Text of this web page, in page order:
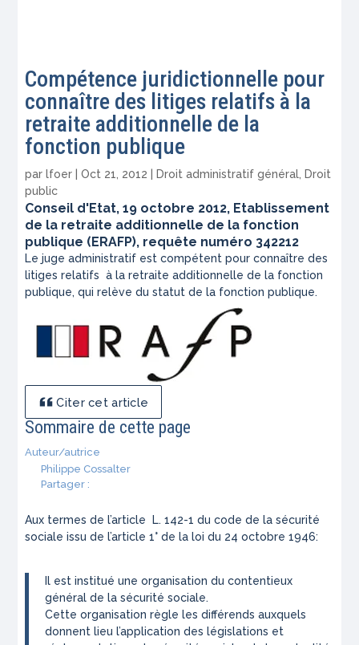
Compétence juridictionnelle pour
connaître des litiges relatifs à la
retraite additionnelle de la
fonction publique
parlfoer |Oct 21, 2012 Droit administratif général, Droit
public
Conseil d'Etat, 19 octobre 2012, Etablissement
de la retraite additionnelle de la fonction
publique (ERAFP), requête numéro 342212
Le juge administratif est compétent pour connaître des
litiges relatifs à la retraite additionnelle de la fonction
publique, qui relève du statut de la fonction publique.
Citer cet article
Sommaire de cette page
Auteur/autrice
Philippe Cossalter
Partager :
Aux termes de l’article L. 142-1 du code de la sécurité
sociale issu de l’article 1° de la loi du 24 octobre 1946:
Il est institué une organisation du contentieux
général de la sécurité sociale.
Cette organisation règle les différends auxquels
donnent lieu l’application des législations et